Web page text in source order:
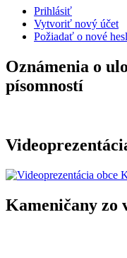
Prihlásiť
Vytvoriť nový účet
Požiadať o nové
Oznámenia o
písomností
Kameničany zo